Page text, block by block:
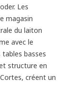
Les
magasin
du laiton
avec le
basses
structure en
créent un